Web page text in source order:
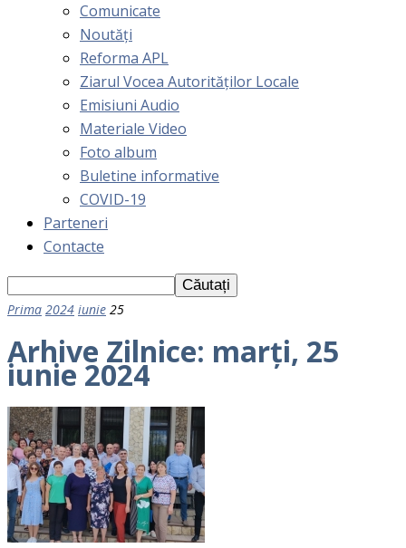
Comunicate
Noutăți
Reforma APL
Ziarul Vocea Autorităților Locale
Emisiuni Audio
Materiale Video
Foto album
Buletine informative
COVID-19
Parteneri
Contacte
Prima 2024 iunie 25
Arhive Zilnice: marţi, 25
iunie 2024